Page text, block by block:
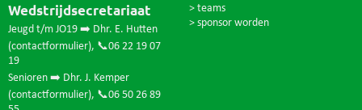
Wedstrijdsecretariaat
Jeugd t/m JO19 ➡️ Dhr. E. Hutten
(contactformulier), 📞06 22 19 07
19
Senioren ➡️ Dhr. J. Kemper
(contactformulier), 📞06 50 26 89
> teams
> sponsor worden